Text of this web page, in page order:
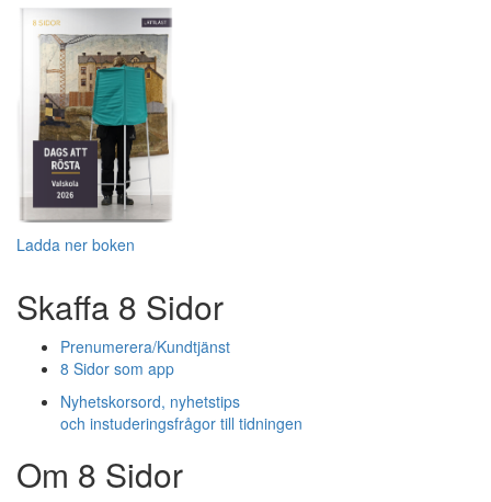
Ladda ner boken
Skaffa 8 Sidor
Prenumerera/Kundtjänst
8 Sidor som app
Nyhetskorsord, nyhetstips
och instuderingsfrågor till tidningen
Om 8 Sidor